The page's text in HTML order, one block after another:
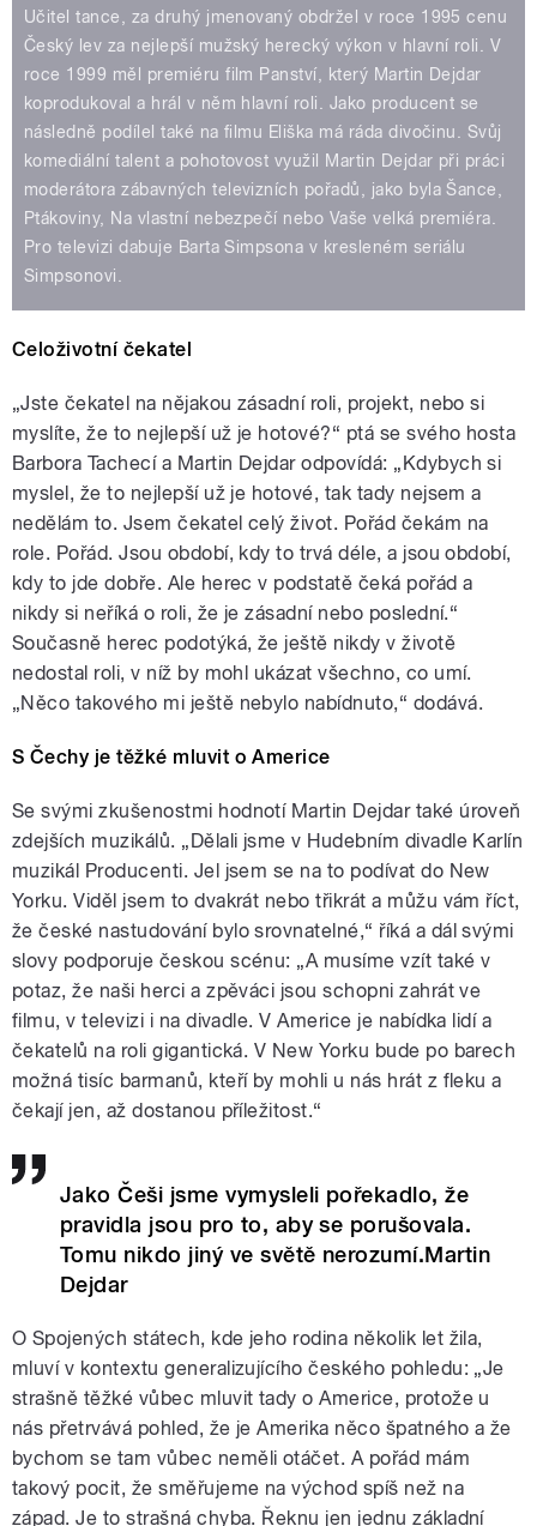
Učitel tance, za druhý jmenovaný obdržel v roce 1995 cenu
Český lev za nejlepší mužský herecký výkon v hlavní roli. V
roce 1999 měl premiéru film Panství, který Martin Dejdar
koprodukoval a hrál v něm hlavní roli. Jako producent se
následně podílel také na filmu Eliška má ráda divočinu. Svůj
komediální talent a pohotovost využil Martin Dejdar při práci
moderátora zábavných televizních pořadů, jako byla Šance,
Ptákoviny, Na vlastní nebezpečí nebo Vaše velká premiéra.
Pro televizi dabuje Barta Simpsona v kresleném seriálu
Simpsonovi.
Celoživotní čekatel
„Jste čekatel na nějakou zásadní roli, projekt, nebo si
myslíte, že to nejlepší už je hotové?“ ptá se svého hosta
Barbora Tachecí a Martin Dejdar odpovídá: „Kdybych si
myslel, že to nejlepší už je hotové, tak tady nejsem a
nedělám to. Jsem čekatel celý život. Pořád čekám na
role. Pořád. Jsou období, kdy to trvá déle, a jsou období,
kdy to jde dobře. Ale herec v podstatě čeká pořád a
nikdy si neříká o roli, že je zásadní nebo poslední.“
Současně herec podotýká, že ještě nikdy v životě
nedostal roli, v níž by mohl ukázat všechno, co umí.
„Něco takového mi ještě nebylo nabídnuto,“ dodává.
S Čechy je těžké mluvit o Americe
Se svými zkušenostmi hodnotí Martin Dejdar také úroveň
zdejších muzikálů. „Dělali jsme v Hudebním divadle Karlín
muzikál Producenti. Jel jsem se na to podívat do New
Yorku. Viděl jsem to dvakrát nebo třikrát a můžu vám říct,
že české nastudování bylo srovnatelné,“ říká a dál svými
slovy podporuje českou scénu: „A musíme vzít také v
potaz, že naši herci a zpěváci jsou schopni zahrát ve
filmu, v televizi i na divadle. V Americe je nabídka lidí a
čekatelů na roli gigantická. V New Yorku bude po barech
možná tisíc barmanů, kteří by mohli u nás hrát z fleku a
čekají jen, až dostanou příležitost.“
Jako Češi jsme vymysleli pořekadlo, že
pravidla jsou pro to, aby se porušovala.
Tomu nikdo jiný ve světě nerozumí.Martin
Dejdar
O Spojených státech, kde jeho rodina několik let žila,
mluví v kontextu generalizujícího českého pohledu: „Je
strašně těžké vůbec mluvit tady o Americe, protože u
nás přetrvává pohled, že je Amerika něco špatného a že
bychom se tam vůbec neměli otáčet. A pořád mám
takový pocit, že směřujeme na východ spíš než na
západ. Je to strašná chyba. Řeknu jen jednu základní